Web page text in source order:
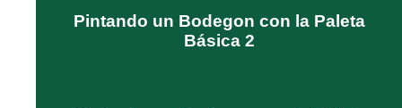
Pintando un Bodegon con la Paleta
Básica 2